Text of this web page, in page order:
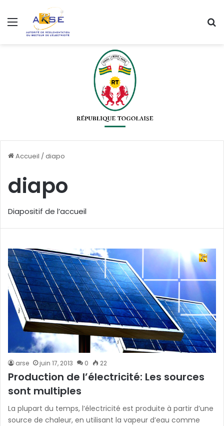
Menu
Accueil /diapo
diapo
Diapositif de l’accueil
arse juin 17, 2013 0 22
Production de l’électricité: Les sources
sont multiples
La plupart du temps, l’électricité est produite à partir d’une
source de chaleur, en utilisant la vapeur d’eau comme